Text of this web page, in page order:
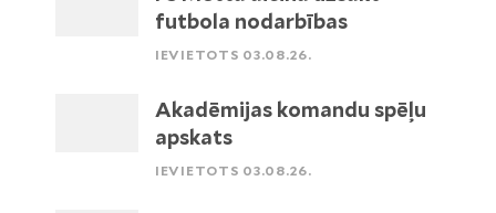
futbola nodarbības
IEVIETOTS 03.08.26.
Akadēmijas komandu spēļu
apskats
IEVIETOTS 03.08.26.